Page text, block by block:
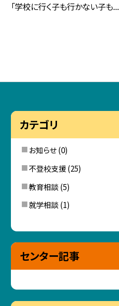
「学校に行く子も行かない子も...
カテゴリ
お知らせ(0)
不登校支援(25)
教育相談(5)
就学相談(1)
センター記事